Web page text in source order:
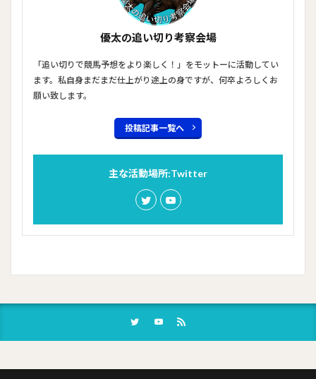
優太の追い切り考察会場
「追い切りで競馬予想をより楽しく！」をモットーに活動してい
ます。私自身まだまだ仕上がり途上の身ですが、何卒よろしくお
願い致します。
投稿記事一覧へ
主な活動場所:Twitter